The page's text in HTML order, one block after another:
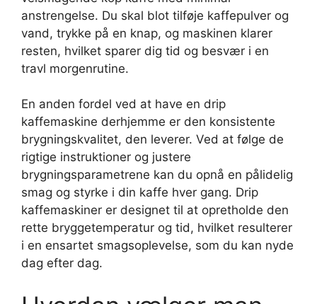
anstrengelse. Du skal blot tilføje kaffepulver og
vand, trykke på en knap, og maskinen klarer
resten, hvilket sparer dig tid og besvær i en
travl morgenrutine.
En anden fordel ved at have en drip
kaffemaskine derhjemme er den konsistente
brygningskvalitet, den leverer. Ved at følge de
rigtige instruktioner og justere
brygningsparametrene kan du opnå en pålidelig
smag og styrke i din kaffe hver gang. Drip
kaffemaskiner er designet til at opretholde den
rette bryggetemperatur og tid, hvilket resulterer
i en ensartet smagsoplevelse, som du kan nyde
dag efter dag.